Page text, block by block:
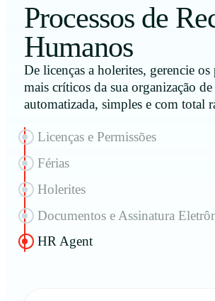
Processos de
Humanos
De licenças a holerites, gerencie os
mais críticos da sua organização
automatizada, simples e com total
Licenças e Permissões
Férias
Holerites
Documentos e Assinatura
HR Agent